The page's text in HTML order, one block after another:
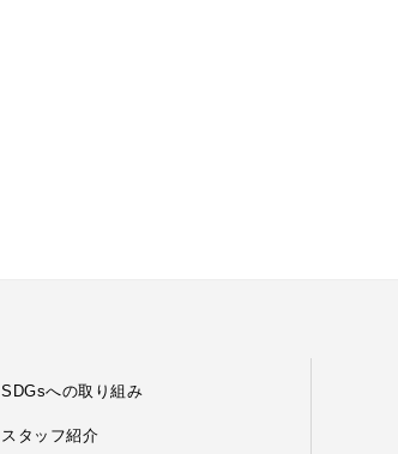
SDGsへの取り組み
スタッフ紹介